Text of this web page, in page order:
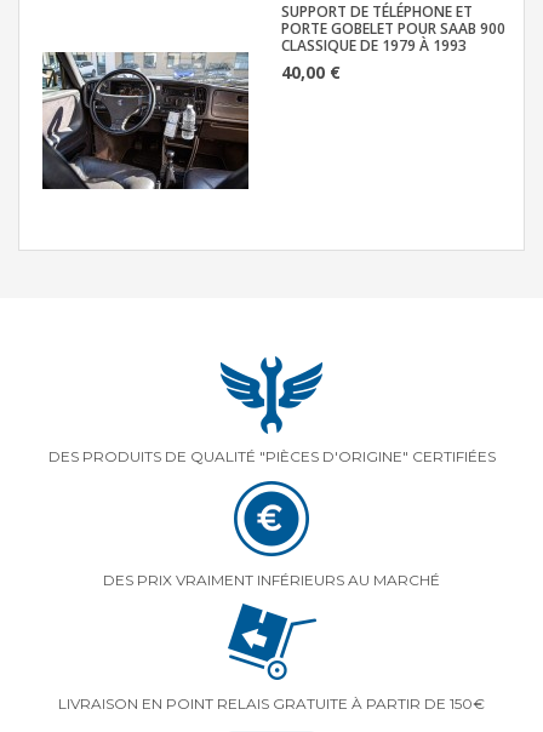
SUPPORT DE TÉLÉPHONE ET
PORTE GOBELET POUR SAAB 900
CLASSIQUE DE 1979 À 1993
40,00 €
DES PRODUITS DE QUALITÉ "PIÈCES D'ORIGINE" CERTIFIÉES
DES PRIX VRAIMENT INFÉRIEURS AU MARCHÉ
LIVRAISON EN POINT RELAIS GRATUITE À PARTIR DE 150€